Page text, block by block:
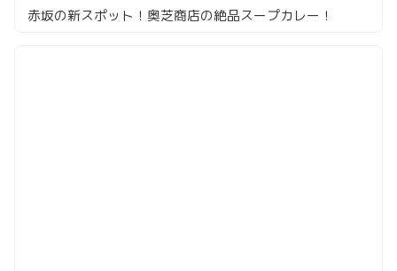
赤坂の新スポット！奥芝商店の絶品スープカレー！